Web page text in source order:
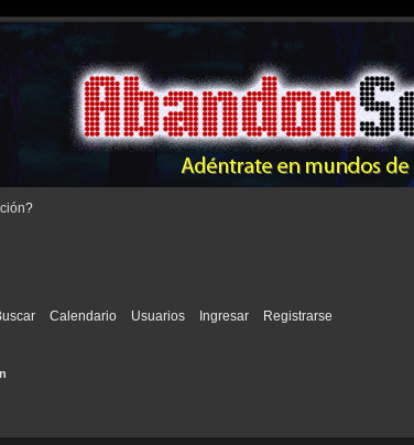
?
Calendario Usuarios Ingresar Registrarse